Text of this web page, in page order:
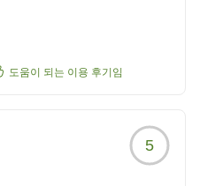
도움이 되는 이용 후기임
5